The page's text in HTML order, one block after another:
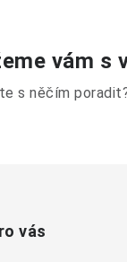
vám s
s něčím
vás